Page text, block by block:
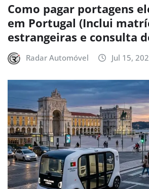
Como pagar portagens
em Portugal (Inclui
estrangeiras e consulta
Radar Automóvel Jul 15,